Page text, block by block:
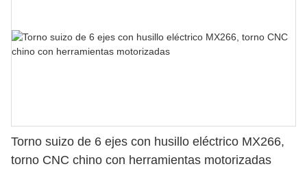
Torno suizo de 6 ejes con husillo eléctrico MX266,
torno CNC chino con herramientas motorizadas